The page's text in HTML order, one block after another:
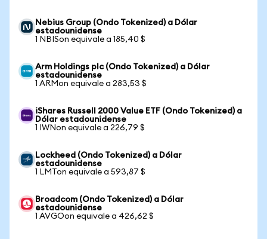
Nebius Group (Ondo Tokenized) a Dólar
estadounidense
1 NBISon equivale a 185,40 $
Arm Holdings plc (Ondo Tokenized) a Dólar
estadounidense
1 ARMon equivale a 283,53 $
iShares Russell 2000 Value ETF (Ondo Tokenized) a
Dólar estadounidense
1 IWNon equivale a 226,79 $
Lockheed (Ondo Tokenized) a Dólar
estadounidense
1 LMTon equivale a 593,87 $
Broadcom (Ondo Tokenized) a Dólar
estadounidense
1 AVGOon equivale a 426,62 $